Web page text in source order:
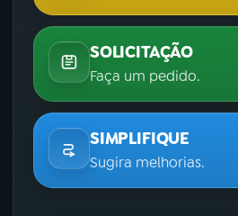
SOLICITAÇÃO
Faça um pedido.
SIMPLIFIQUE
Sugira melhorias.